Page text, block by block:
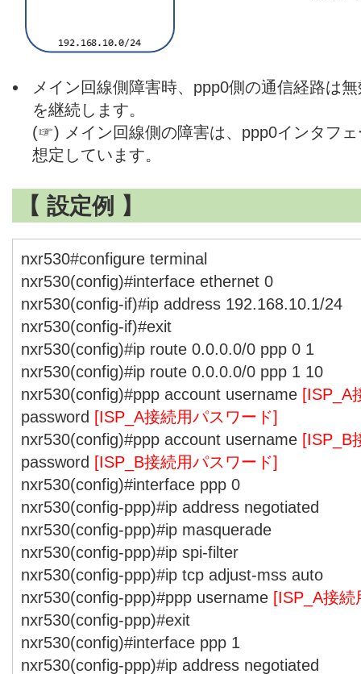
メイン回線側障害時、ppp0側の通信経路は
を継続します。
(☞) メイン回線側の障害は、ppp0インタフ
想定しています。
【 設定例 】
nxr530#configure terminal
nxr530(config)#interface ethernet 0
nxr530(config-if)#ip address 192.168.10.1/24
nxr530(config-if)#exit
nxr530(config)#ip route 0.0.0.0/0 ppp 0 1
nxr530(config)#ip route 0.0.0.0/0 ppp 1 10
nxr530(config)#ppp account username [ISP_A
password [ISP_A接続用パスワード]
nxr530(config)#ppp account username [ISP_B
password [ISP_B接続用パスワード]
nxr530(config)#interface ppp 0
nxr530(config-ppp)#ip address negotiated
nxr530(config-ppp)#ip masquerade
nxr530(config-ppp)#ip spi-filter
nxr530(config-ppp)#ip tcp adjust-mss auto
nxr530(config-ppp)#ppp username [ISP_A接
nxr530(config-ppp)#exit
nxr530(config)#interface ppp 1
nxr530(config-ppp)#ip address negotiated